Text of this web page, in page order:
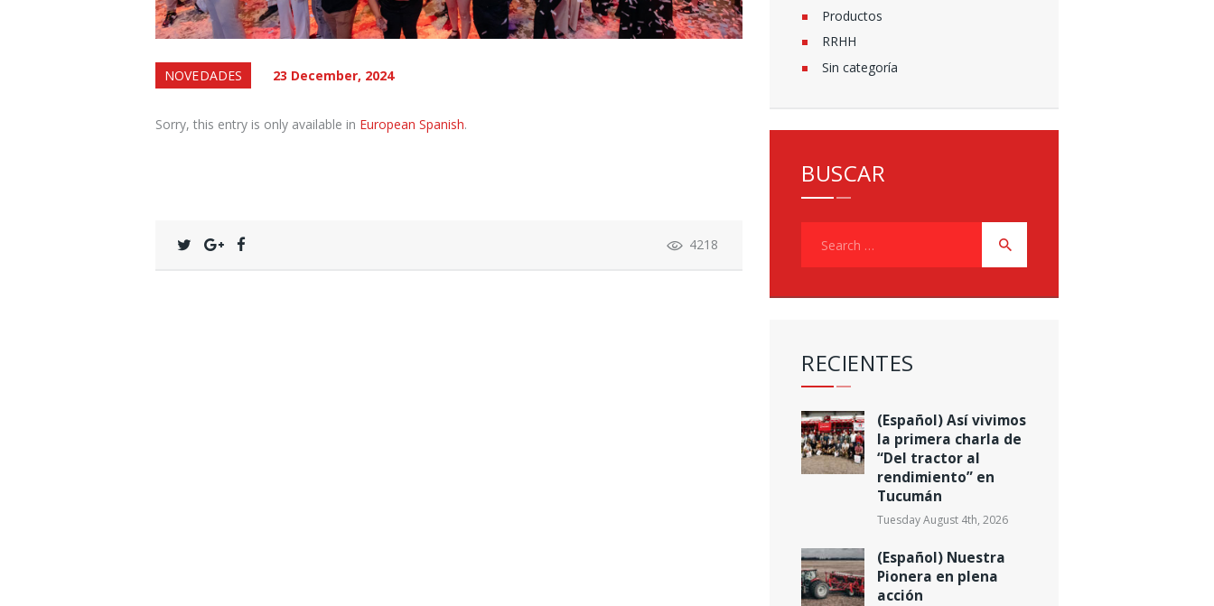
NOVEDADES 23 December, 2024
Sorry, this entry is only available in European Spanish.
4218
Productos
RRHH
Sin categoría
BUSCAR
RECIENTES
(Español) Así vivimos
la primera charla de
“Del tractor al
rendimiento” en
Tucumán
Tuesday August 4th, 2026
(Español) Nuestra
Pionera en plena
acción